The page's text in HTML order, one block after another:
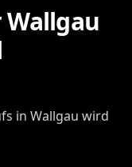
in Wallgau wird